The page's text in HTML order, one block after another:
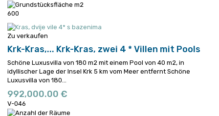
600
Zu verkaufen
Krk-Kras,... Krk-Kras, zwei 4 * Villen mit Pools
Schöne Luxusvilla von 180 m2 mit einem Pool von 40 m2, in
idyllischer Lage der Insel Krk 5 km vom Meer entfernt Schöne
Luxusvilla von 180...
992,000.00 €
V-046